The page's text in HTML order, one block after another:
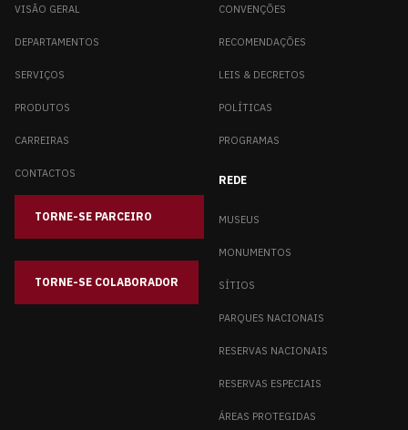
VISÃO GERAL
DEPARTAMENTOS
SERVIÇOS
PRODUTOS
CARREIRAS
CONTACTOS
TORNE-SE PARCEIRO
TORNE-SE COLABORADOR
CONVENÇÕES
RECOMENDAÇÕES
LEIS & DECRETOS
POLÍTICAS
PROGRAMAS
REDE
MUSEUS
MONUMENTOS
SÍTIOS
PARQUES NACIONAIS
RESERVAS NACIONAIS
RESERVAS ESPECIAIS
ÁREAS PROTEGIDAS